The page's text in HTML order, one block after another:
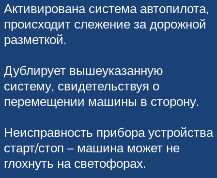
Активирована система автопилота,
происходит слежение за дорожной
разметкой.
Дублирует вышеуказанную
систему, свидетельствуя о
перемещении машины в сторону.
Неисправность прибора устройства
старт/стоп – машина может не
глохнуть на светофорах.